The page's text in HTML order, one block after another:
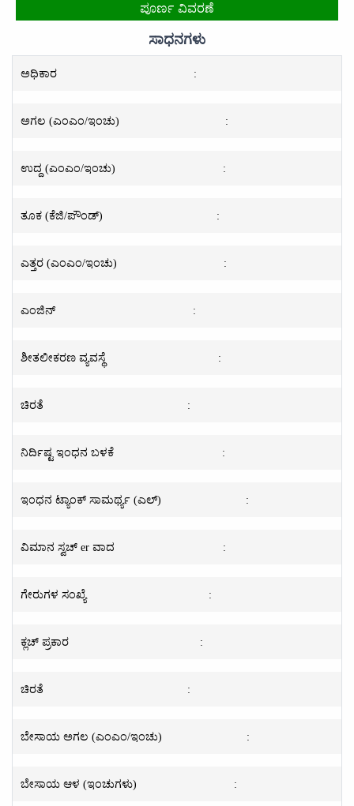
ಪೂರ್ಣ ವಿವರಣೆ
ಸಾಧನಗಳು
ಅಧಿಕಾರ :
ಅಗಲ (ಎಂಎಂ/ಇಂಚು) :
ಉದ್ದ (ಎಂಎಂ/ಇಂಚು) :
ತೂಕ (ಕೆಜಿ/ಪೌಂಡ್) :
ಎತ್ತರ (ಎಂಎಂ/ಇಂಚು) :
ಎಂಜಿನ್ :
ಶೀತಲೀಕರಣ ವ್ಯವಸ್ಥೆ :
ಚಿರತೆ :
ನಿರ್ದಿಷ್ಟ ಇಂಧನ ಬಳಕೆ :
ಇಂಧನ ಟ್ಯಾಂಕ್ ಸಾಮರ್ಥ್ಯ (ಎಲ್) :
ವಿಮಾನ ಸ್ವಚ್ er ವಾದ :
ಗೇರುಗಳ ಸಂಖ್ಯೆ :
ಕ್ಲಚ್ ಪ್ರಕಾರ :
ಚಿರತೆ :
ಬೇಸಾಯ ಅಗಲ (ಎಂಎಂ/ಇಂಚು) :
ಬೇಸಾಯ ಆಳ (ಇಂಚುಗಳು) :